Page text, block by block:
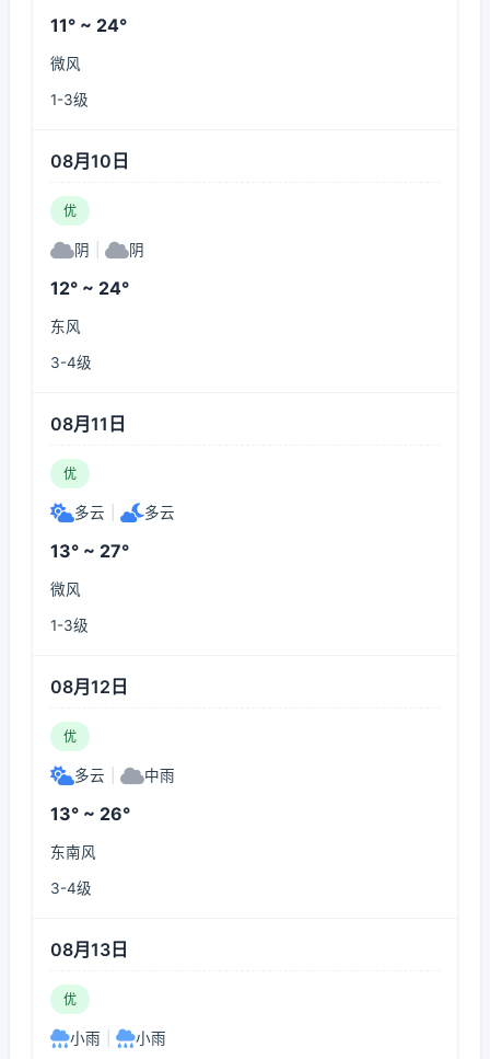
11° ~ 24°
微风
1-3级
08月10日
优
阴 阴
12° ~ 24°
东风
3-4级
08月11日
优
多云 多云
13° ~ 27°
微风
1-3级
08月12日
优
多云 中雨
13° ~ 26°
东南风
3-4级
08月13日
优
小雨 小雨